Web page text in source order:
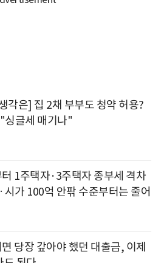
각은] 집 2채 부부도 청약 허용?
싱글세 매기나"
1주택자·3주택자 종부세 격차
가 100억 안팎 수준부터는 줄어
당장 갚아야 했던 대출금, 이제